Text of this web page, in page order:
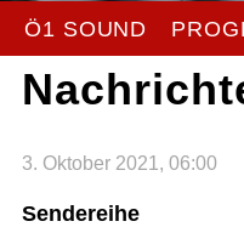
Ö1 SOUND
3. Oktober 2021, 06:00
Sendereihe